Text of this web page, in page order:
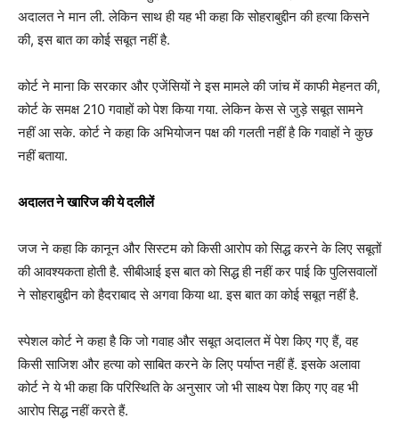
अदालत ने मान ली. लेकिन साथ ही यह भी कहा कि सोहराबुद्दीन की हत्या किसने
की, इस बात का कोई सबूत नहीं है.
कोर्ट ने माना कि सरकार और एजेंसियों ने इस मामले की जांच में काफी मेहनत की,
कोर्ट के समक्ष 210 गवाहों को पेश किया गया. लेकिन केस से जुड़े सबूत सामने
नहीं आ सके. कोर्ट ने कहा कि अभियोजन पक्ष की गलती नहीं है कि गवाहों ने कुछ
नहीं बताया.
अदालत ने खारिज की ये दलीलें
जज ने कहा कि कानून और सिस्टम को किसी आरोप को सिद्ध करने के लिए सबूतों
की आवश्यकता होती है. सीबीआई इस बात को सिद्ध ही नहीं कर पाई कि पुलिसवालों
ने सोहराबुद्दीन को हैदराबाद से अगवा किया था. इस बात का कोई सबूत नहीं है.
स्पेशल कोर्ट ने कहा है कि जो गवाह और सबूत अदालत में पेश किए गए हैं, वह
किसी साजिश और हत्या को साबित करने के लिए पर्याप्त नहीं हैं. इसके अलावा
कोर्ट ने ये भी कहा कि परिस्थिति के अनुसार जो भी साक्ष्य पेश किए गए वह भी
आरोप सिद्ध नहीं करते हैं.